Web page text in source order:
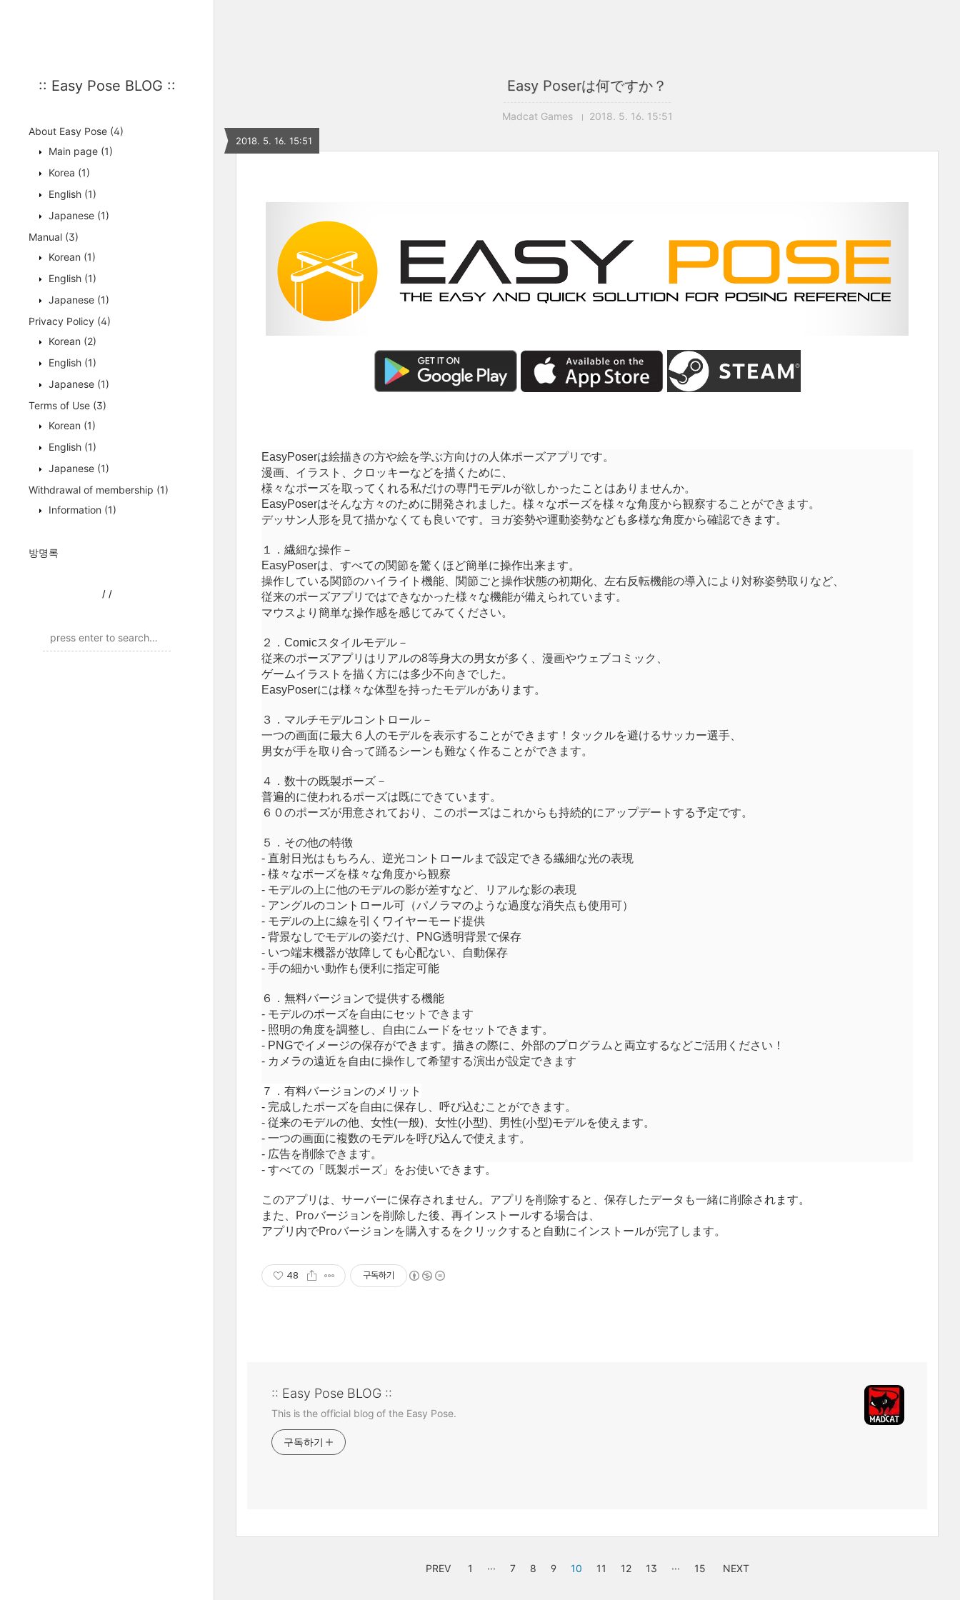
:: Easy Pose BLOG ::
About Easy Pose (4)
Main page (1)
Korea (1)
English (1)
Japanese (1)
Manual (3)
Korean (1)
English (1)
Japanese (1)
Privacy Policy (4)
Korean (2)
English (1)
Japanese (1)
Terms of Use (3)
Korean (1)
English (1)
Japanese (1)
Withdrawal of membership (1)
Information (1)
방명록
/ /
Easy Poserは何ですか？
Madcat Games 2018. 5. 16. 15:51
2018. 5. 16. 15:51
EasyPoserは絵描きの方や絵を学ぶ方向けの人 体ポーズアプリです。
漫画 、イラスト、クロッキーなどを描くために、
様 々 なポーズを取ってくれる私だけの専門モデルが欲しかったことはありませんか。
EasyPoserはそんな方々のために開発されました。 様 々 なポーズを様 々 な角度から観察することができます。
デッサン人形を見て描かなくても良いです。ヨガ姿勢や運動姿勢なども多様な角度から確認できます。
１． 繊細な操作－
EasyPoserは、すべての関節を驚くほど簡単に操作出来ます。
操作している関節のハイライト機能、 関節ごと操作状態の初期化、左右反転機能の導入により 対称姿勢取りなど、
従来のポーズアプリではできなかった様 々 な機能が備えられています。
マウスより簡単な操作感を感じてみてください。
２． Comicスタイルモデル－
従来のポーズアプリはリアルの8等身大の男女が多く、漫画やウェブコミック、
ゲームイラストを描く方には多少不向きでした。
EasyPoserには様 々 な体型を持ったモデルがあります。
３．マルチモデルコントロール－
一つの画面に最大６人のモデルを表示することができます！タックルを避けるサッカー選手、
男女が手を取り合って踊るシーンも難なく作ることができます。
４． 数十の既製ポーズ－
普遍的に使われるポーズは既にできています。
６０のポーズが用意されており、このポーズはこれからも持続的にアップデートする予定です。
５．その他の特徴
- 直射日光はもちろん、逆光コントロールまで設定できる繊細な光の表現
- 様 々 なポーズを様 々 な角度から観察
- モデルの上に他のモデルの影が差すなど、リアルな影の表現
- アングルのコントロール可（パノラマのような過度な消失点も使用可）
- モデルの上に線を引くワイヤーモード提供
- 背景なしでモデルの姿だけ、 PNG透明背景で保存
- いつ端末機器が故障しても心配ない、自動保存
- 手の細かい動作も便利に指定可能
６．無料バージョンで提供する機能
- モデルのポーズを自由にセットできます
- 照明の角度を調整し、自由にムードをセットできます。
- PNGでイメージの保存ができます。描きの際に、外部のプログラムと 両立するなどご活用ください！
- カメラの遠近を自由に操作して希望する演出が設定できます
７．有料バージョンのメリット
- 完成したポーズを自由に保存し、呼び込むことができます。
- 従来のモデルの他、女性(一般) 、女性(小型) 、男性(小型)モデルを使えます。
- 一つの画面に複数のモデルを呼び込んで使えます。
- 広告を削除できます。
- すべての「 既製ポーズ」をお使いできます。
このアプリは、サーバーに保存されません。アプリを削除すると、保存したデータも一緒に削除されます。
また、Proバージョンを削除した後、再インストールする場合は、
アプリ内でProバージョンを購入するをクリックすると自動にインストールが完了します。
48 구독하기
:: Easy Pose BLOG ::
This is the official blog of the Easy Pose.
구독하기
PREV 1 ··· 7 8 9 10 11 12 13 ··· 15 NEXT